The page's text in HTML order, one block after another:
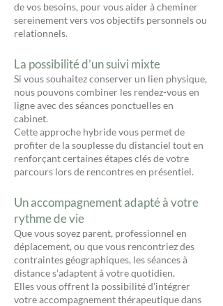
de vos besoins, pour vous aider à cheminer
sereinement vers vos objectifs personnels ou
relationnels.
La possibilité d’un suivi mixte
Si vous souhaitez conserver un lien physique,
nous pouvons combiner les rendez-vous en
ligne avec des séances ponctuelles en
cabinet.
Cette approche hybride vous permet de
profiter de la souplesse du distanciel tout en
renforçant certaines étapes clés de votre
parcours lors de rencontres en présentiel.
Un accompagnement adapté à votre
rythme de vie
Que vous soyez parent, professionnel en
déplacement, ou que vous rencontriez des
contraintes géographiques, les séances à
distance s'adaptent à votre quotidien.
Elles vous offrent la possibilité d'intégrer
votre accompagnement thérapeutique dans